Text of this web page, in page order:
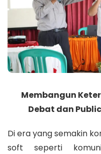
Membangun
Debat dan
Di era yang semakin
soft seperti